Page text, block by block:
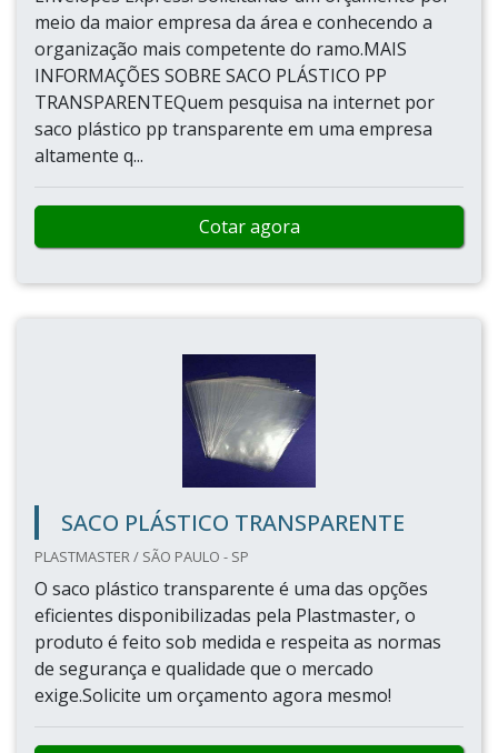
meio da maior empresa da área e conhecendo a
organização mais competente do ramo.MAIS
INFORMAÇÕES SOBRE SACO PLÁSTICO PP
TRANSPARENTEQuem pesquisa na internet por
saco plástico pp transparente em uma empresa
altamente q...
Cotar agora
SACO PLÁSTICO TRANSPARENTE
PLASTMASTER / SÃO PAULO - SP
O saco plástico transparente é uma das opções
eficientes disponibilizadas pela Plastmaster, o
produto é feito sob medida e respeita as normas
de segurança e qualidade que o mercado
exige.Solicite um orçamento agora mesmo!